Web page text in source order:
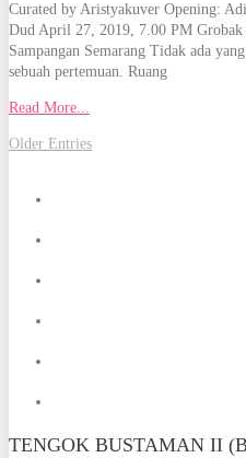
Curated by Aristyakuver Opening:
Dud April 27, 2019, 7.00 PM
Sampangan Semarang Tidak ada
sebuah pertemuan. Ruang
Read More...
Navigasi
Older Entries
TENGOK BUSTAMAN II